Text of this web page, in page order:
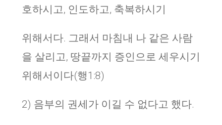
호하시고, 인도하고, 축복하시기
위해서다. 그래서 마침내 나 같은 사람
을 살리고, 땅끝까지 증인으로 세우시기
위해서이다(행1:8)
2) 음부의 권세가 이길 수 없다고 했다.